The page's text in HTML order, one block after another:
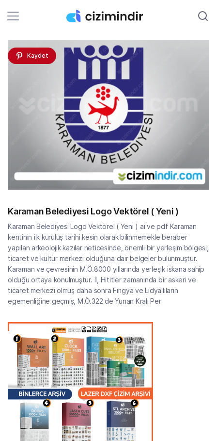
Kaydet
Karaman Belediyesi Logo Vektörel ( Yeni )
Karaman Belediyesi Logo Vektörel ( Yeni ) ai ve pdf Karaman
kentinin ilk kuruluş tarihi kesin olarak bilinmemekle beraber
yapılan arkeolojik kazılar neticesinde, önemli bir yerleşim bölgesi,
ticaret ve kültür merkezi olduğuna dair belgeler bulunmuştur.
Karaman ve çevresinin M.Ö.8000 yıllarında yerleşik iskana sahip
olduğu ortaya konulmuştur. İl, Hititler zamanında bir askeri ve
ticaret merkezi olmuş daha sonra Firigya ve Lidya'lıların
egemenliğine geçmiş, M.Ö.322 de Yunan Kralı Per